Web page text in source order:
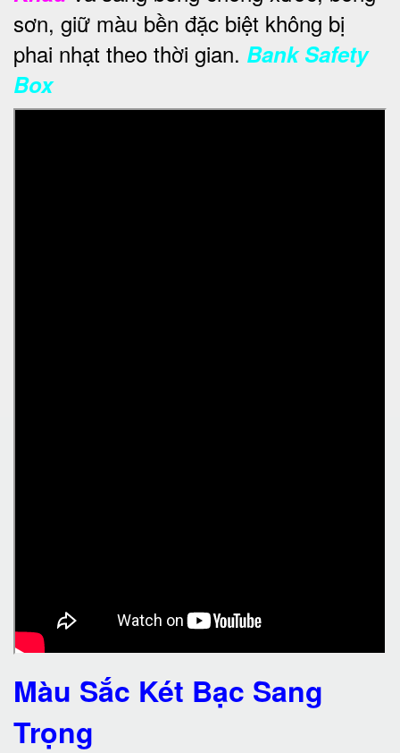
sơn, giữ màu bền đặc biệt không bị
phai nhạt theo thời gian. Bank Safety
Box
Màu Sắc Két Bạc Sang
Trọng